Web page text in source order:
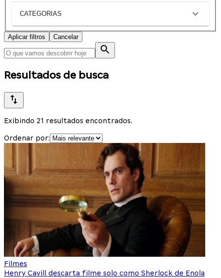
CATEGORIAS
Aplicar filtros Cancelar
Resultados de busca
Exibindo 21 resultados encontrados.
Ordenar por:
Filmes
Henry Cavill descarta filme solo como Sherlock de Enola